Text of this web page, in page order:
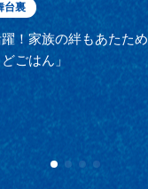
台裏
！家族の絆もあたため
ごはん」